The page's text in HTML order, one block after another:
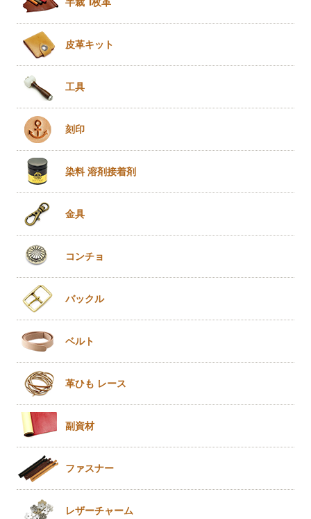
皮革キット
工具
刻印
染料 溶剤接着剤
金具
コンチョ
バックル
ベルト
革ひも レース
副資材
ファスナー
レザーチャーム